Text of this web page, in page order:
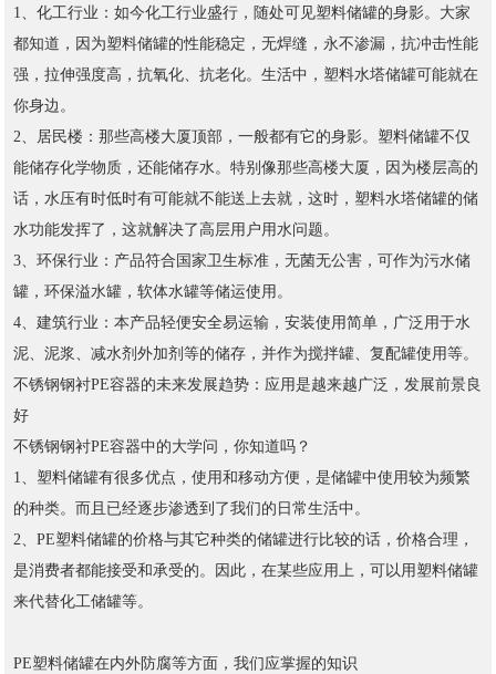
1、化工行业：如今化工行业盛行，随处可见塑料储罐的身影。大家
都知道，因为塑料储罐的性能稳定，无焊缝，永不渗漏，抗冲击性能
强，拉伸强度高，抗氧化、抗老化。生活中，塑料水塔储罐可能就在
你身边。
2、居民楼：那些高楼大厦顶部，一般都有它的身影。塑料储罐不仅
能储存化学物质，还能储存水。特别像那些高楼大厦，因为楼层高的
话，水压有时低时有可能就不能送上去就，这时，塑料水塔储罐的储
水功能发挥了，这就解决了高层用户用水问题。
3、环保行业：产品符合国家卫生标准，无菌无公害，可作为污水储
罐，环保溢水罐，软体水罐等储运使用。
4、建筑行业：本产品轻便安全易运输，安装使用简单，广泛用于水
泥、泥浆、减水剂外加剂等的储存，并作为搅拌罐、复配罐使用等。
不锈钢钢衬PE容器的未来发展趋势：应用是越来越广泛，发展前景良
好
不锈钢钢衬PE容器中的大学问，你知道吗？
1、塑料储罐有很多优点，使用和移动方便，是储罐中使用较为频繁
的种类。而且已经逐步渗透到了我们的日常生活中。
2、PE塑料储罐的价格与其它种类的储罐进行比较的话，价格合理，
是消费者都能接受和承受的。因此，在某些应用上，可以用塑料储罐
来代替化工储罐等。
PE塑料储罐在内外防腐等方面，我们应掌握的知识